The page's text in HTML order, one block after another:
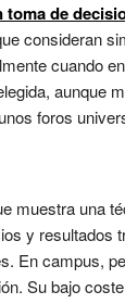
de
consideran
cuando
aunque
foros
muestra una
y resultados
En campus,
Su bajo